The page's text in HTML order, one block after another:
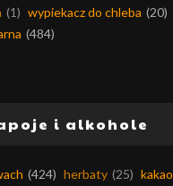
(1) wypiekacz do chleba (20)
(484)
i alkohole
(424) herbaty (25) kakao